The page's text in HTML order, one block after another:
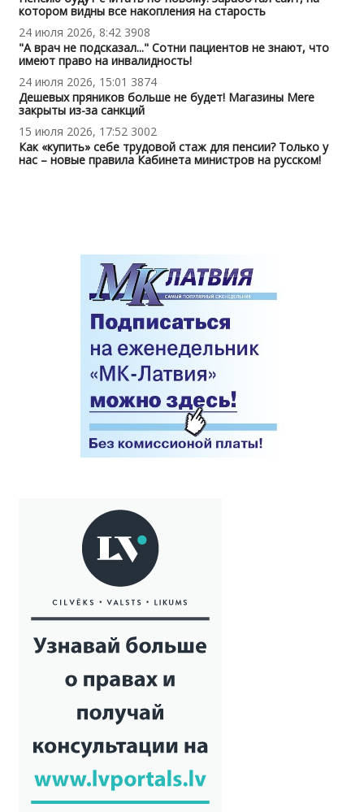
котором видны все накопления на старость
24 июля 2026, 8:42 3908
"А врач не подсказал..." Сотни пациентов не знают, что
имеют право на инвалидность!
24 июля 2026, 15:01 3874
Дешевых пряников больше не будет! Магазины Mere
закрыты из-за санкций
15 июля 2026, 17:52 3002
Как «купить» себе трудовой стаж для пенсии? Только у
нас – новые правила Кабинета министров на русском!